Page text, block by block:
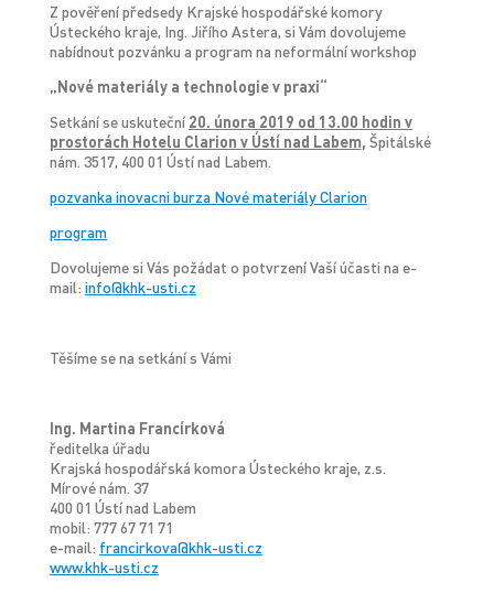
Z pověření předsedy Krajské hospodářské komory
Ústeckého kraje, Ing. Jiřího Astera, si Vám dovolujeme
nabídnout pozvánku a program na neformální workshop
„Nové materiály a technologie v praxi“
Setkání se uskuteční 20. února 2019 od 13.00 hodin v
prostorách Hotelu Clarion v Ústí nad Labem, Špitálské
nám. 3517, 400 01 Ústí nad Labem.
pozvanka inovacni burza Nové materiály Clarion
program
Dovolujeme si Vás požádat o potvrzení Vaší účasti na e-
mail: info@khk-usti.cz
Těšíme se na setkání s Vámi
Ing. Martina Francírková
ředitelka úřadu
Krajská hospodářská komora Ústeckého kraje, z.s.
Mírové nám. 37
400 01 Ústí nad Labem
mobil: 777 67 71 71
e-mail: francirkova@khk-usti.cz
www.khk-usti.cz